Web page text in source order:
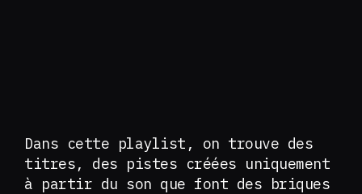
Dans cette playlist, on trouve des
titres, des pistes créées uniquement
à partir du son que font des briques